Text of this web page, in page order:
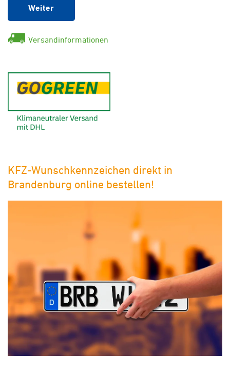
Weiter
Versandinformationen
KFZ-Wunschkennzeichen direkt in
Brandenburg online bestellen!